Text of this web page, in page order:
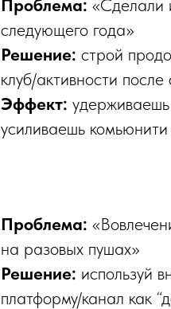
Проблема: «Сделали
следующего года»
Решение: строй
клуб/активности после
Эффект: удерживаешь
усиливаешь комьюнити
Проблема:
на разовых пушах»
Решение: используй
платформу/канал как